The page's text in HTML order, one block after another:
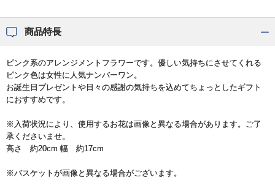
商品特長
ピンク系のアレンジメントフラワーです。優しい気持ちにさせてくれる
ピンク色は女性に人気ナンバーワン。
お誕生日プレゼントや日々の感謝の気持ちを込めてちょっとしたギフト
におすすめです。
※入荷状況により、使用するお花は画像と異なる場合があります。ご了
承くださいませ。
高さ 約20cm 幅 約17cm
※バスケットが画像と異なる場合がございます。